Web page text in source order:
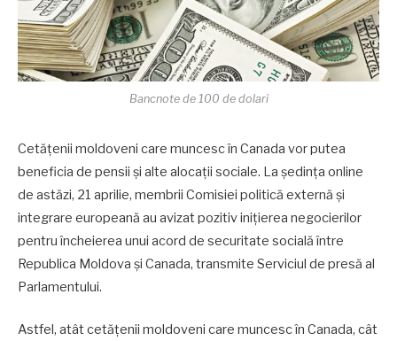
Bancnote de 100 de dolari
Cetățenii moldoveni care muncesc în Canada vor putea
beneficia de pensii și alte alocații sociale. La ședința online
de astăzi, 21 aprilie, membrii Comisiei politică externă și
integrare europeană au avizat pozitiv inițierea negocierilor
pentru încheierea unui acord de securitate socială între
Republica Moldova și Canada, transmite Serviciul de presă al
Parlamentului.
Astfel, atât cetățenii moldoveni care muncesc în Canada, cât